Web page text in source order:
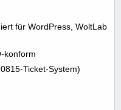
für WordPress, WoltLab
konform
Ticket-System)